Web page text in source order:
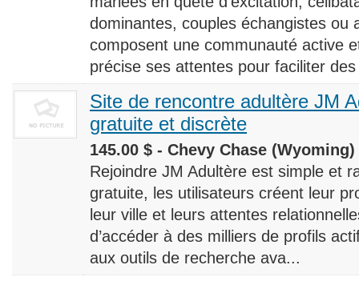
dominantes, couples échangistes ou
composent une communauté active
précise ses attentes pour faciliter
Site de rencontre adultère JM
gratuite et discrète
145.00 $ - Chevy Chase (Wyoming)
Rejoindre JM Adultère est simple et
gratuite, les utilisateurs créent leur
leur ville et leurs attentes
d’accéder à des milliers de profils
aux outils de recherche ava...